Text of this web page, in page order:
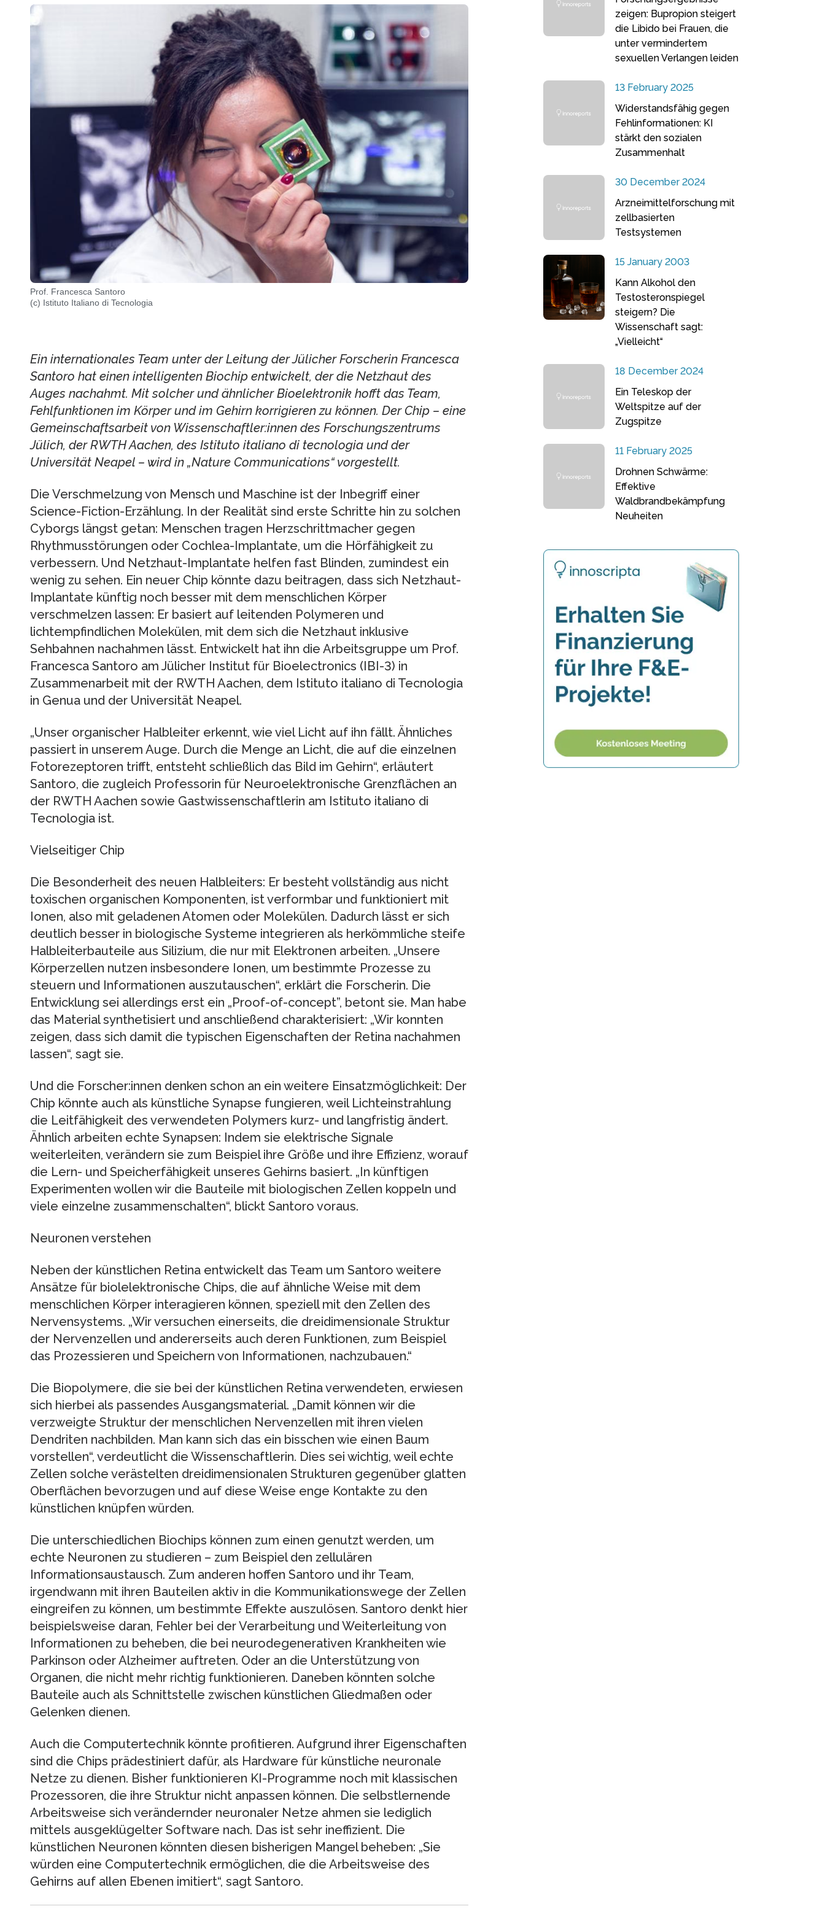
Prof. Francesca Santoro
(c) Istituto Italiano di Tecnologia
Ein internationales Team unter der Leitung der Jülicher Forscherin Francesca
Santoro hat einen intelligenten Biochip entwickelt, der die Netzhaut des
Auges nachahmt. Mit solcher und ähnlicher Bioelektronik hofft das Team,
Fehlfunktionen im Körper und im Gehirn korrigieren zu können. Der Chip – eine
Gemeinschaftsarbeit von Wissenschaftler:innen des Forschungszentrums
Jülich, der RWTH Aachen, des Istituto italiano di tecnologia und der
Universität Neapel – wird in „Nature Communications“ vorgestellt.
Die Verschmelzung von Mensch und Maschine ist der Inbegriff einer
Science-Fiction-Erzählung. In der Realität sind erste Schritte hin zu solchen
Cyborgs längst getan: Menschen tragen Herzschrittmacher gegen
Rhythmusstörungen oder Cochlea-Implantate, um die Hörfähigkeit zu
verbessern. Und Netzhaut-Implantate helfen fast Blinden, zumindest ein
wenig zu sehen. Ein neuer Chip könnte dazu beitragen, dass sich Netzhaut-
Implantate künftig noch besser mit dem menschlichen Körper
verschmelzen lassen: Er basiert auf leitenden Polymeren und
lichtempfindlichen Molekülen, mit dem sich die Netzhaut inklusive
Sehbahnen nachahmen lässt. Entwickelt hat ihn die Arbeitsgruppe um Prof.
Francesca Santoro am Jülicher Institut für Bioelectronics (IBI-3) in
Zusammenarbeit mit der RWTH Aachen, dem Istituto italiano di Tecnologia
in Genua und der Universität Neapel.
„Unser organischer Halbleiter erkennt, wie viel Licht auf ihn fällt. Ähnliches
passiert in unserem Auge. Durch die Menge an Licht, die auf die einzelnen
Fotorezeptoren trifft, entsteht schließlich das Bild im Gehirn“, erläutert
Santoro, die zugleich Professorin für Neuroelektronische Grenzflächen an
der RWTH Aachen sowie Gastwissenschaftlerin am Istituto italiano di
Tecnologia ist.
Vielseitiger Chip
Die Besonderheit des neuen Halbleiters: Er besteht vollständig aus nicht
toxischen organischen Komponenten, ist verformbar und funktioniert mit
Ionen, also mit geladenen Atomen oder Molekülen. Dadurch lässt er sich
deutlich besser in biologische Systeme integrieren als herkömmliche steife
Halbleiterbauteile aus Silizium, die nur mit Elektronen arbeiten. „Unsere
Körperzellen nutzen insbesondere Ionen, um bestimmte Prozesse zu
steuern und Informationen auszutauschen“, erklärt die Forscherin. Die
Entwicklung sei allerdings erst ein „Proof-of-concept”, betont sie. Man habe
das Material synthetisiert und anschließend charakterisiert: „Wir konnten
zeigen, dass sich damit die typischen Eigenschaften der Retina nachahmen
lassen“, sagt sie.
Und die Forscher:innen denken schon an ein weitere Einsatzmöglichkeit: Der
Chip könnte auch als künstliche Synapse fungieren, weil Lichteinstrahlung
die Leitfähigkeit des verwendeten Polymers kurz- und langfristig ändert.
Ähnlich arbeiten echte Synapsen: Indem sie elektrische Signale
weiterleiten, verändern sie zum Beispiel ihre Größe und ihre Effizienz, worauf
die Lern- und Speicherfähigkeit unseres Gehirns basiert. „In künftigen
Experimenten wollen wir die Bauteile mit biologischen Zellen koppeln und
viele einzelne zusammenschalten“, blickt Santoro voraus.
Neuronen verstehen
Neben der künstlichen Retina entwickelt das Team um Santoro weitere
Ansätze für biolelektronische Chips, die auf ähnliche Weise mit dem
menschlichen Körper interagieren können, speziell mit den Zellen des
Nervensystems. „Wir versuchen einerseits, die dreidimensionale Struktur
der Nervenzellen und andererseits auch deren Funktionen, zum Beispiel
das Prozessieren und Speichern von Informationen, nachzubauen.“
Die Biopolymere, die sie bei der künstlichen Retina verwendeten, erwiesen
sich hierbei als passendes Ausgangsmaterial. „Damit können wir die
verzweigte Struktur der menschlichen Nervenzellen mit ihren vielen
Dendriten nachbilden. Man kann sich das ein bisschen wie einen Baum
vorstellen“, verdeutlicht die Wissenschaftlerin. Dies sei wichtig, weil echte
Zellen solche verästelten dreidimensionalen Strukturen gegenüber glatten
Oberflächen bevorzugen und auf diese Weise enge Kontakte zu den
künstlichen knüpfen würden.
Die unterschiedlichen Biochips können zum einen genutzt werden, um
echte Neuronen zu studieren – zum Beispiel den zellulären
Informationsaustausch. Zum anderen hoffen Santoro und ihr Team,
irgendwann mit ihren Bauteilen aktiv in die Kommunikationswege der Zellen
eingreifen zu können, um bestimmte Effekte auszulösen. Santoro denkt hier
beispielsweise daran, Fehler bei der Verarbeitung und Weiterleitung von
Informationen zu beheben, die bei neurodegenerativen Krankheiten wie
Parkinson oder Alzheimer auftreten. Oder an die Unterstützung von
Organen, die nicht mehr richtig funktionieren. Daneben könnten solche
Bauteile auch als Schnittstelle zwischen künstlichen Gliedmaßen oder
Gelenken dienen.
Auch die Computertechnik könnte profitieren. Aufgrund ihrer Eigenschaften
sind die Chips prädestiniert dafür, als Hardware für künstliche neuronale
Netze zu dienen. Bisher funktionieren KI-Programme noch mit klassischen
Prozessoren, die ihre Struktur nicht anpassen können. Die selbstlernende
Arbeitsweise sich verändernder neuronaler Netze ahmen sie lediglich
mittels ausgeklügelter Software nach. Das ist sehr ineffizient. Die
künstlichen Neuronen könnten diesen bisherigen Mangel beheben: „Sie
würden eine Computertechnik ermöglichen, die die Arbeitsweise des
Gehirns auf allen Ebenen imitiert“, sagt Santoro.
zeigen: Bupropion steigert
die Libido bei Frauen, die
unter vermindertem
sexuellen Verlangen leiden
13 February 2025
Widerstandsfähig gegen
Fehlinformationen: KI
stärkt den sozialen
Zusammenhalt
30 December 2024
Arzneimittelforschung mit
zellbasierten
Testsystemen
15 January 2003
Kann Alkohol den
Testosteronspiegel
steigern? Die
Wissenschaft sagt:
„Vielleicht“
18 December 2024
Ein Teleskop der
Weltspitze auf der
Zugspitze
11 February 2025
Drohnen Schwärme:
Effektive
Waldbrandbekämpfung
Neuheiten